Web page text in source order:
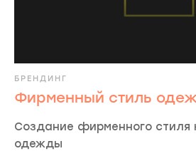
БРЕНДИНГ
Фирменный стиль
Создание фирменного стиля
одежды
Обсудить
мы свяжемся с вами для детального
обсуждения.